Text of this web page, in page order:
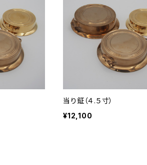
当り鉦（４.５寸）
¥12,100